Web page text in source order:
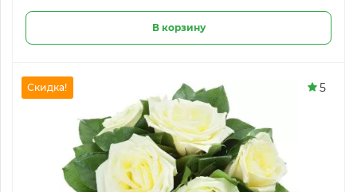
В корзину
Скидка! 5